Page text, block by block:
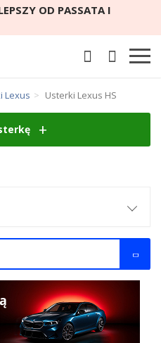
OD PASSATA I
Lexus Usterki Lexus HS